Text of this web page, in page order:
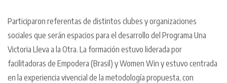
Participaron referentas de distintos clubes y organizaciones
sociales que serán espacios para el desarrollo del Programa Una
Victoria Lleva a la Otra. La formación estuvo liderada por
facilitadoras de Empodera (Brasil) y Women Win y estuvo centrada
en la experiencia vivencial de la metodología propuesta, con